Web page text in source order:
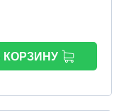
КОРЗИНУ